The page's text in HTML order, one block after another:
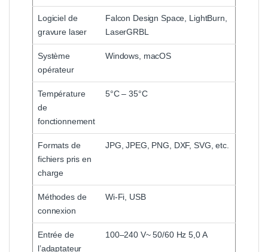
Logiciel de
gravure laser
Falcon Design Space, LightBurn,
LaserGRBL
Système
opérateur
Windows, macOS
Température
de
fonctionnement
5°C – 35°C
Formats de
fichiers pris en
charge
JPG, JPEG, PNG, DXF, SVG, etc.
Méthodes de
connexion
Wi-Fi, USB
Entrée de
l’adaptateur
100–240 V~ 50/60 Hz 5,0 A